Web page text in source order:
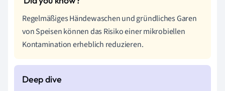
Regelmäßiges Händewaschen und gründliches Garen
von Speisen können das Risiko einer mikrobiellen
Kontamination erheblich reduzieren.